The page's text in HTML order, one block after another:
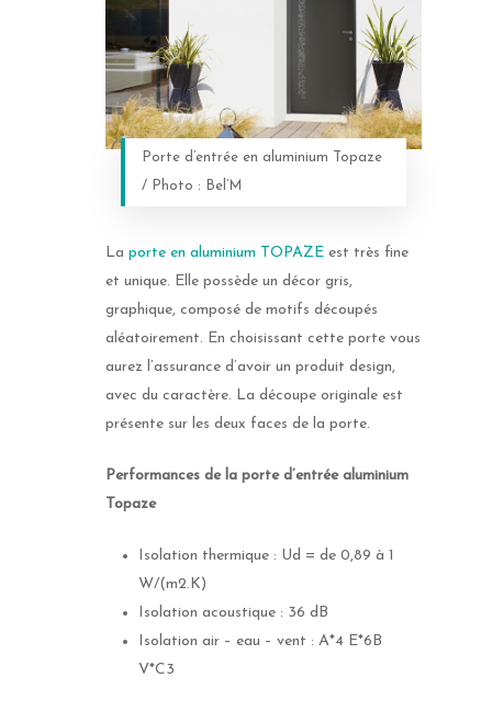
Porte d’entrée en aluminium Topaze
/ Photo : Bel’M
La porte en aluminium TOPAZE est très fine
et unique. Elle possède un décor gris,
graphique, composé de motifs découpés
aléatoirement. En choisissant cette porte vous
aurez l’assurance d’avoir un produit design,
avec du caractère. La découpe originale est
présente sur les deux faces de la porte.
Performances de la porte d’entrée aluminium
Topaze
Isolation thermique : Ud = de 0,89 à 1
W/(m2.K)
Isolation acoustique : 36 dB
Isolation air – eau – vent : A*4 E*6B
V*C3